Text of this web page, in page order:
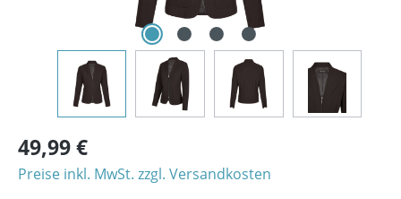
49,99 €
Preise inkl. MwSt. zzgl. Versandkosten